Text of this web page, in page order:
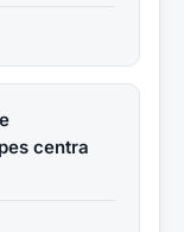
centra